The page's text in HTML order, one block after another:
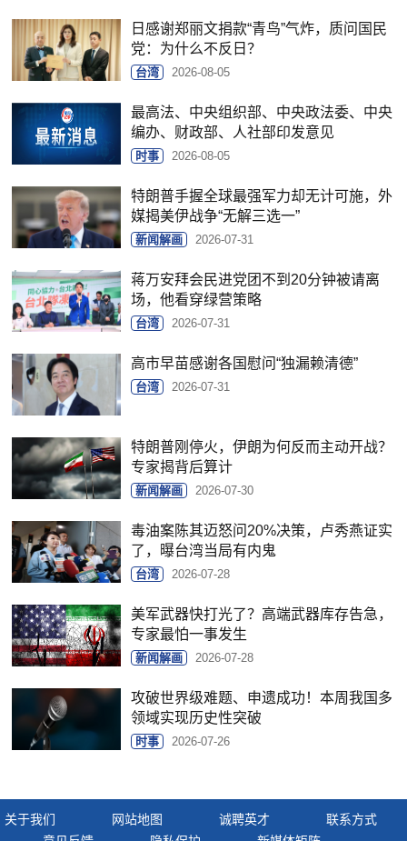
日感谢郑丽文捐款“青鸟”气炸，质问国民
党：为什么不反日？
台湾 2026-08-05
最高法、中央组织部、中央政法委、中央
编办、财政部、人社部印发意见
时事 2026-08-05
特朗普手握全球最强军力却无计可施，外
媒揭美伊战争“无解三选一”
新闻解画 2026-07-31
蒋万安拜会民进党团不到20分钟被请离
场，他看穿绿营策略
台湾 2026-07-31
高市早苗感谢各国慰问“独漏赖清德”
台湾 2026-07-31
特朗普刚停火，伊朗为何反而主动开战？
专家揭背后算计
新闻解画 2026-07-30
毒油案陈其迈怒问20%决策，卢秀燕证实
了，曝台湾当局有内鬼
台湾 2026-07-28
美军武器快打光了？高端武器库存告急，
专家最怕一事发生
新闻解画 2026-07-28
攻破世界级难题、申遗成功！本周我国多
领域实现历史性突破
时事 2026-07-26
关于我们 网站地图 诚聘英才
联系方式